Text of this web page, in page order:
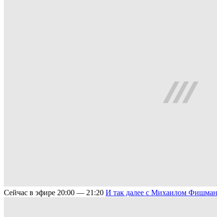
Сейчас в эфире 20:00 — 21:20 И так далее с Михаилом